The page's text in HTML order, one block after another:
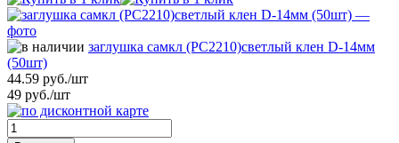
заглушка самкл (РС2210)светлый клен D-14мм
(50шт)
44.59 руб./шт
49 руб./шт